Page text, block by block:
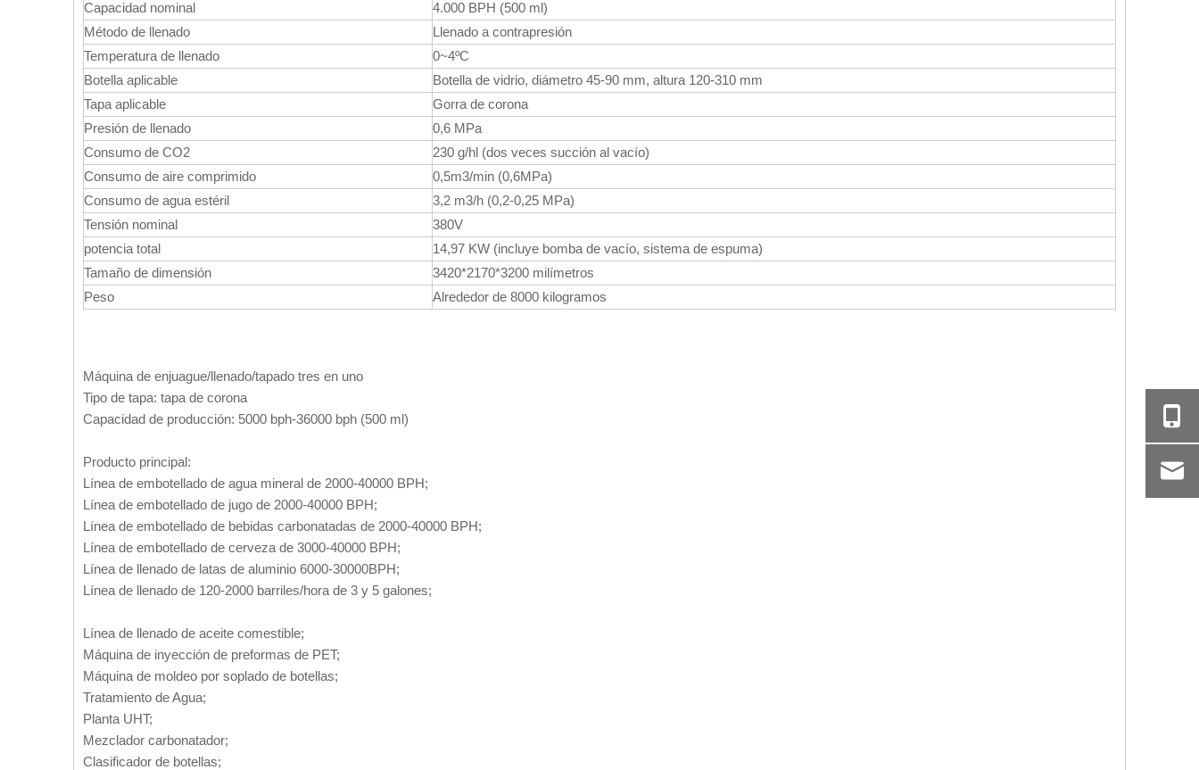
Capacidad nominal
4.000 BPH (500 ml)
Método de llenado
Llenado a contrapresión
Temperatura de llenado
0~4ºC
Botella aplicable
Botella de vidrio, diámetro 45-90 mm, altura 120-310 mm
Tapa aplicable
Gorra de corona
Presión de llenado
0,6 MPa
Consumo de CO2
230 g/hl (dos veces succión al vacío)
Consumo de aire comprimido
0,5m3/min (0,6MPa)
Consumo de agua estéril
3,2 m3/h (0,2-0,25 MPa)
Tensión nominal
380V
potencia total
14,97 KW (incluye bomba de vacío, sistema de espuma)
Tamaño de dimensión
3420*2170*3200 milímetros
Peso
Alrededor de 8000 kilogramos
Máquina de enjuague/llenado/tapado tres en uno
Tipo de tapa: tapa de corona
Capacidad de producción: 5000 bph-36000 bph (500 ml)
Producto principal:
Línea de embotellado de agua mineral de 2000-40000 BPH;
Línea de embotellado de jugo de 2000-40000 BPH;
Línea de embotellado de bebidas carbonatadas de 2000-40000 BPH;
Línea de embotellado de cerveza de 3000-40000 BPH;
Línea de llenado de latas de aluminio 6000-30000BPH;
Línea de llenado de 120-2000 barriles/hora de 3 y 5 galones;
Línea de llenado de aceite comestible;
Máquina de inyección de preformas de PET;
Máquina de moldeo por soplado de botellas;
Tratamiento de Agua;
Planta UHT;
Mezclador carbonatador;
Clasificador de botellas;